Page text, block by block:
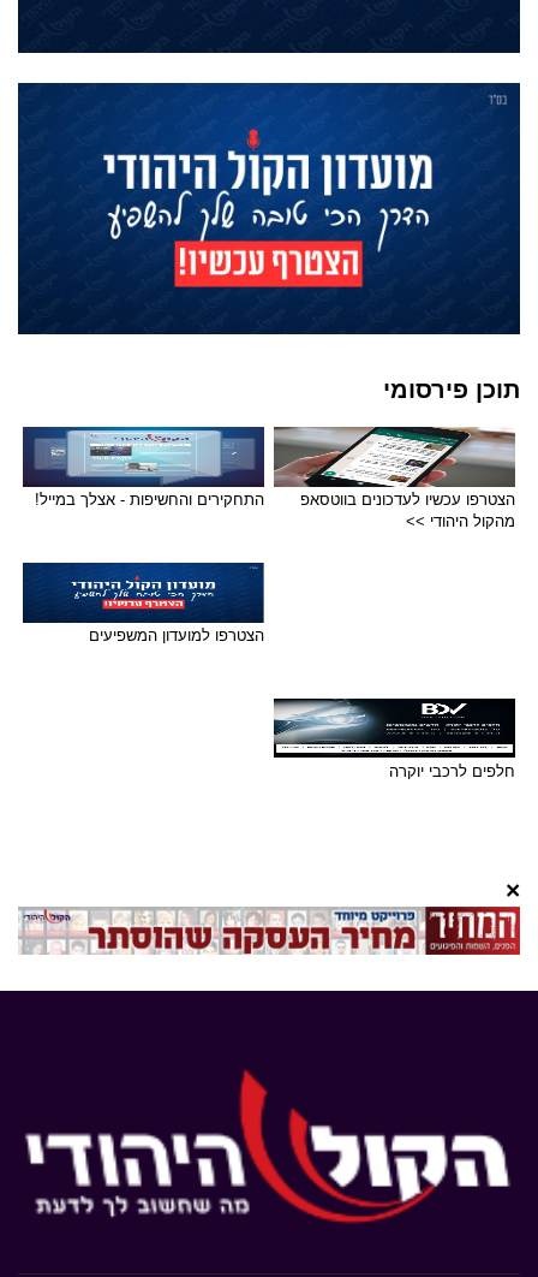
תוכן פירסומי
הצטרפו עכשיו לעדכונים בווטסאפ
מהקול היהודי >>
התחקירים והחשיפות - אצלך במייל!
הצטרפו למועדון המשפיעים
חלפים לרכבי יוקרה
×